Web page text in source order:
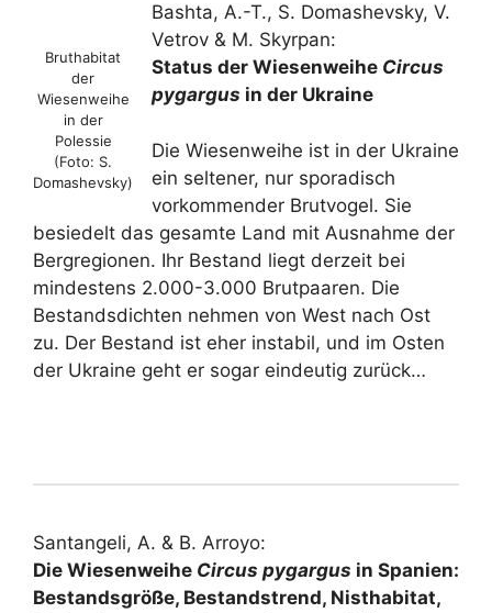
Bruthabitat
der
Wiesenweihe
in der
Polessie
(Foto: S.
Domashevsky)
Bashta, A.-T., S. Domashevsky, V.
Vetrov & M. Skyrpan:
Status der Wiesenweihe Circus
pygargus in der Ukraine
Die Wiesenweihe ist in der Ukraine
ein seltener, nur sporadisch
vorkommender Brutvogel. Sie
besiedelt das gesamte Land mit Ausnahme der
Bergregionen. Ihr Bestand liegt derzeit bei
mindestens 2.000-3.000 Brutpaaren. Die
Bestandsdichten nehmen von West nach Ost
zu. Der Bestand ist eher instabil, und im Osten
der Ukraine geht er sogar eindeutig zurück…
Santangeli, A. & B. Arroyo:
Die Wiesenweihe Circus pygargus in Spanien:
Bestandsgröße, Bestandstrend, Nisthabitat,